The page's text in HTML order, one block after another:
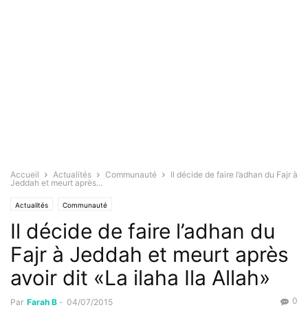
Accueil Actualités Communauté
Il décide de faire l’adhan du Fajr à
Jeddah et meurt après...
Actualités Communauté
Il décide de faire l’adhan du
Fajr à Jeddah et meurt après
avoir dit «La ilaha Ila Allah»
Par Farah B - 04/07/2015 0